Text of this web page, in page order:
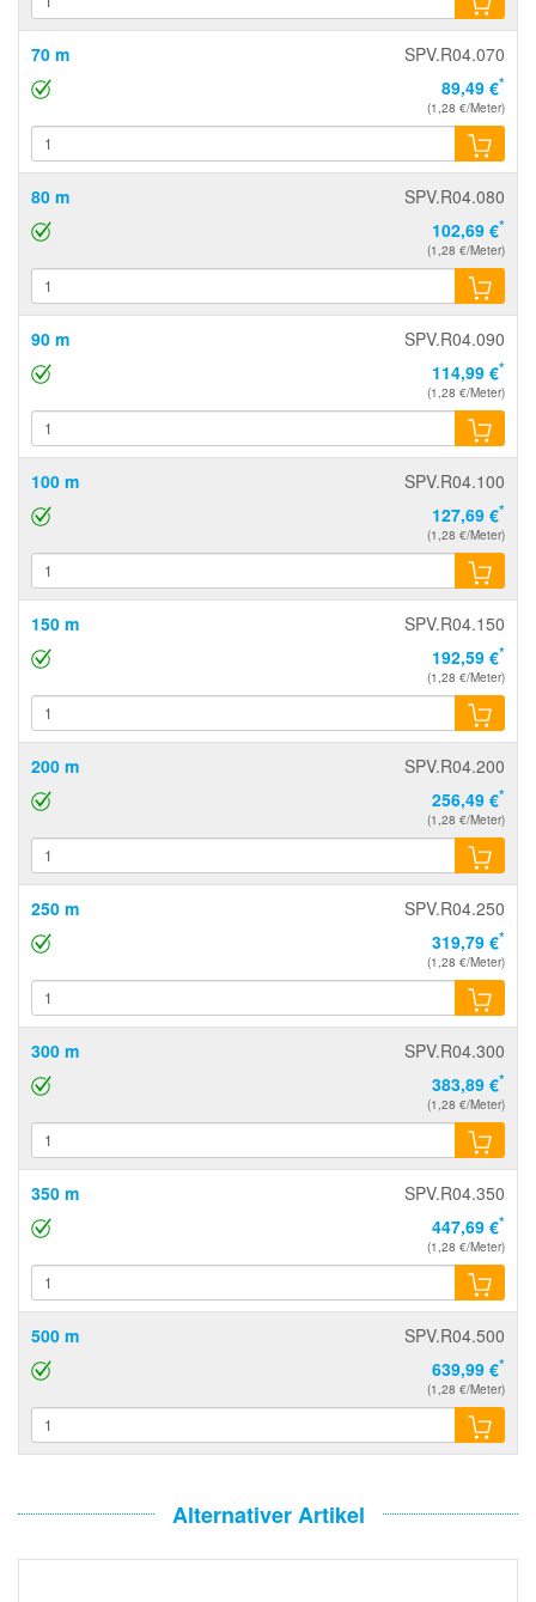
70 m
SPV.R04.070
89,49 €*
(1,28 €/Meter)
80 m
SPV.R04.080
102,69 €*
(1,28 €/Meter)
90 m
SPV.R04.090
114,99 €*
(1,28 €/Meter)
100 m
SPV.R04.100
127,69 €*
(1,28 €/Meter)
150 m
SPV.R04.150
192,59 €*
(1,28 €/Meter)
200 m
SPV.R04.200
256,49 €*
(1,28 €/Meter)
250 m
SPV.R04.250
319,79 €*
(1,28 €/Meter)
300 m
SPV.R04.300
383,89 €*
(1,28 €/Meter)
350 m
SPV.R04.350
447,69 €*
(1,28 €/Meter)
500 m
SPV.R04.500
639,99 €*
(1,28 €/Meter)
Alternativer Artikel